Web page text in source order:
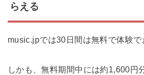
らえる
music.jpでは30日間は無料で体験で
しかも、無料期間中には約1,600円